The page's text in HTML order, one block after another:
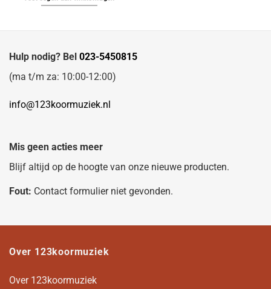
Hulp nodig? Bel 023-5450815
(ma t/m za: 10:00-12:00)
info@123koormuziek.nl
Mis geen acties meer
Blijf altijd op de hoogte van onze nieuwe producten.
Fout: Contact formulier niet gevonden.
Over 123koormuziek
Over 123koormuziek